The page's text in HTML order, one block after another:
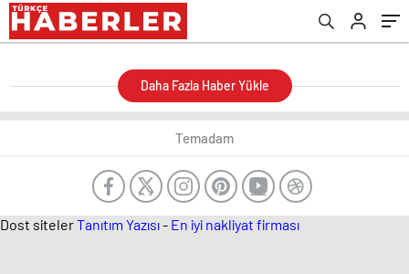
Daha Fazla Haber Yükle
Temadam
Dost sitelerTanıtım Yazısı- En iyi nakliyat firması